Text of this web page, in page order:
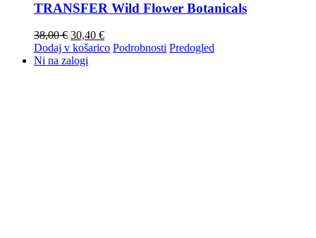
TRANSFER Wild Flower Botanicals
38,00€ 30,40 €
Dodaj v košarico Podrobnosti Predogled
Ni na zalogi